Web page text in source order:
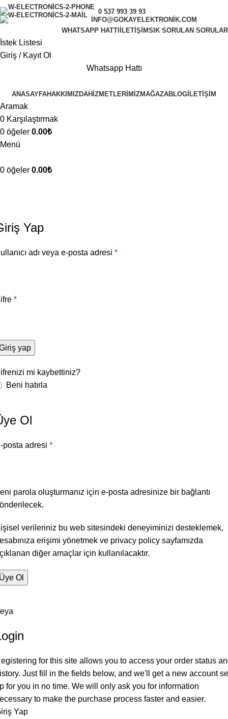
0 537 993 39 93
INFO@GOKAYELEKTRONIK.COM
WHATSAPP HATTI
İLETIŞIMSIK SORULAN SORULAR
İstek Listesi
Giriş / Kayıt Ol
Whatsapp Hattı
ANASAYFAHAKKIMIZDAHIZMETLERIMIZMAĞAZABLOG İLETIŞIM
Aramak
0 Karşılaştırmak
0 öğeler 0.00₺
Menü
0 öğeler 0.00₺
Yap
adı veya e-posta adresi *
*
yap
mi kaybettiniz?
Beni hatırla
Ol
posta adresi *
parola oluşturmanız için e-posta adresinize bir bağlantı
verileriniz bu web sitesindeki deneyiminizi desteklemek,
erişimi yönetmek ve privacy policy sayfamızda
diğer amaçlar için kullanılacaktır.
Ol
for this site allows you to access your order status
Just fill in the fields below, and we'll get a new account
for you in no time. We will only ask you for information
to make the purchase process faster and easier.
Yap